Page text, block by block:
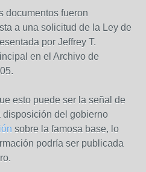
documentos fueron
a una solicitud de la Ley de
por Jeffrey T.
en el Archivo de
esto puede ser la señal de
disposición del gobierno
sobre la famosa base, lo
podría ser publicada